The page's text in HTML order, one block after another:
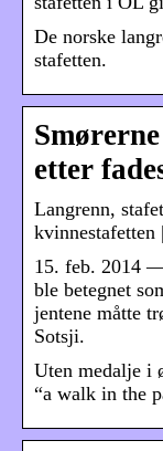
De norske
stafetten.
etter
Langrenn,
15. feb. 2014
ble betegnet
jentene måtte
Sotsji.
Uten medalje i
“a walk in the